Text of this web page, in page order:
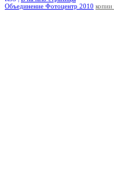
Объединение Фотоцентр 2010 копии